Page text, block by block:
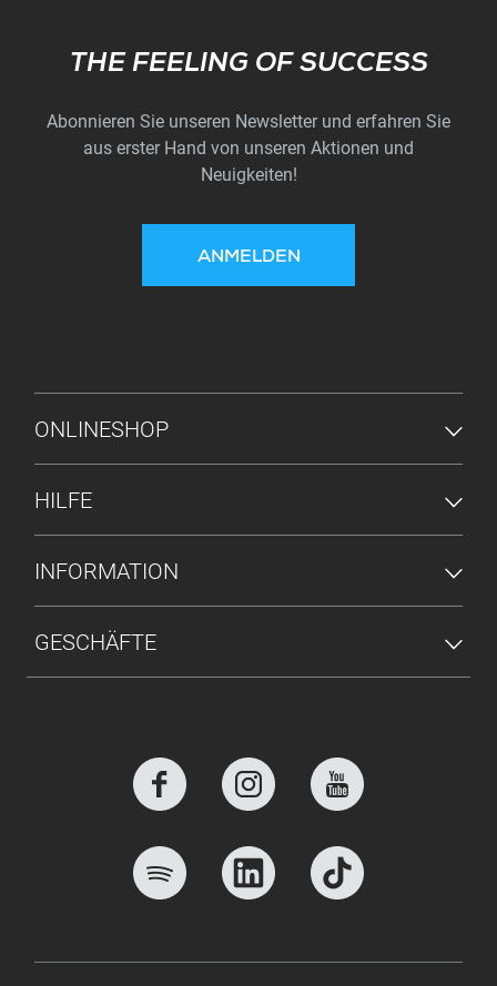
Subscribe
THE FEELING OF SUCCESS
Abonnieren Sie unseren Newsletter und erfahren Sie
aus erster Hand von unseren Aktionen und
Neuigkeiten!
ANMELDEN
FUSSZEILENMENÜ
ONLINESHOP
HILFE
INFORMATION
GESCHÄFTE